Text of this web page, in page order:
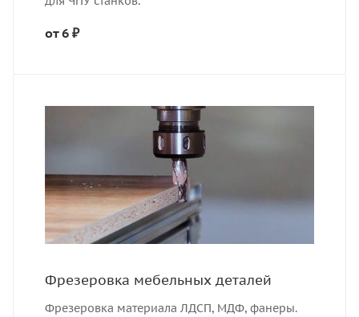
от 6 ₽
Фрезеровка мебельных деталей
Фрезеровка материала ЛДСП, МДФ, фанеры.